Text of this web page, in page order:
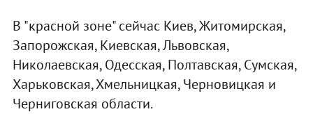
В "красной зоне" сейчас Киев, Житомирская,
Запорожская, Киевская, Львовская,
Николаевская, Одесская, Полтавская, Сумская,
Харьковская, Хмельницкая, Черновицкая и
Черниговская области.